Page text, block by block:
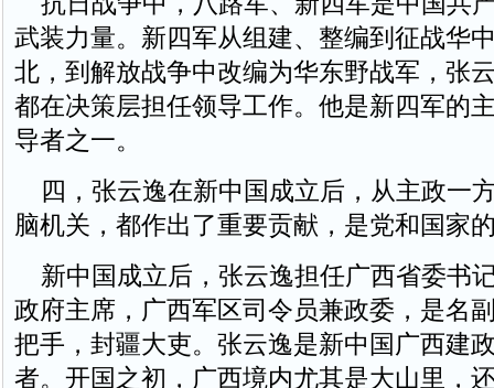
武装力量。新四军从组建、整编到征战华
北，到解放战争中改编为华东野战军，张
都在决策层担任领导工作。他是新四军的
导者之一。
四，张云逸在新中国成立后，从主政一
脑机关，都作出了重要贡献，是党和国家
新中国成立后，张云逸担任广西省委书
政府主席，广西军区司令员兼政委，是名
把手，封疆大吏。张云逸是新中国广西建
者。开国之初，广西境内尤其是大山里，